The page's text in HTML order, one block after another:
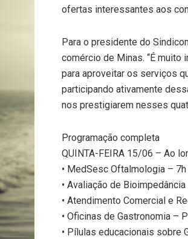
ofertas interessantes aos
Para o presidente do
comércio de Minas. “É muito
para aproveitar os serviços
participando ativamente
nos prestigiarem nesses
Programação completa
QUINTA-FEIRA 15/06 – Ao
• MedSesc Oftalmologia –
• Avaliação de
• Atendimento Comercial e
• Oficinas de Gastronomia –
• Pílulas educacionais sobre